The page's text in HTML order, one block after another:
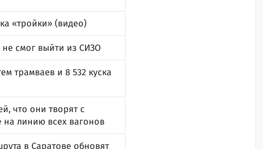
«тройки» (видео)
не смог выйти из СИЗО
трамваев и 8 532 куска
что они творят с
линию всех вагонов
в Саратове обновят